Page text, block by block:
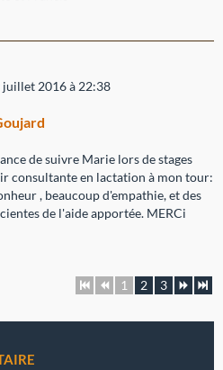
juillet 2016 à 22:38
de suivre Marie lors de stages
consultante en lactation à mon tour:
, beaucoup d'empathie, et des
de l'aide apportée. MERCi
1 2 3